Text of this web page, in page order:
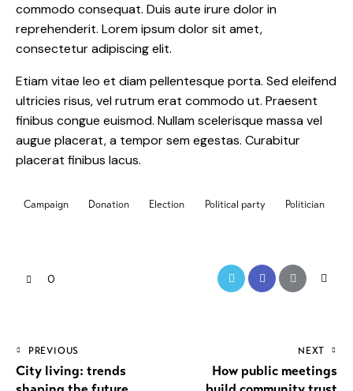
commodo consequat. Duis aute irure dolor in
reprehenderit. Lorem ipsum dolor sit amet,
consectetur adipiscing elit.
Etiam vitae leo et diam pellentesque porta. Sed eleifend
ultricies risus, vel rutrum erat commodo ut. Praesent
finibus congue euismod. Nullam scelerisque massa vel
augue placerat, a tempor sem egestas. Curabitur
placerat finibus lacus.
Campaign Donation Election Political party Politician
0
PREVIOUS
City living: trends
NEXT
How public meetings